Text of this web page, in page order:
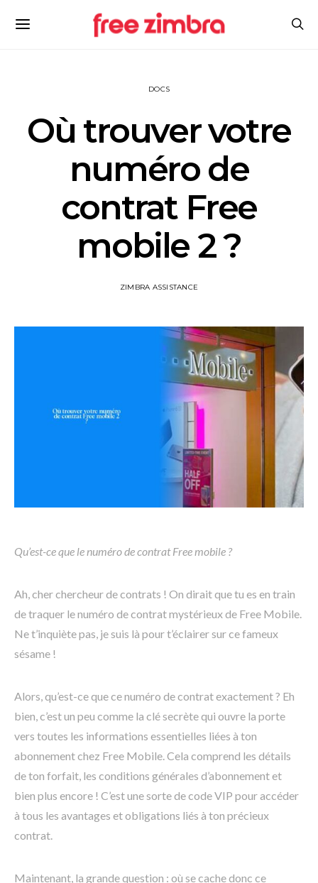
DOCS
Où trouver votre
numéro de
contrat Free
mobile 2 ?
ZIMBRA ASSISTANCE
Qu’est-ce que le numéro de contrat Free mobile ?
Ah, cher chercheur de contrats ! On dirait que tu es en train
de traquer le numéro de contrat mystérieux de Free Mobile.
Ne t’inquiète pas, je suis là pour t’éclairer sur ce fameux
sésame !
Alors, qu’est-ce que ce numéro de contrat exactement ? Eh
bien, c’est un peu comme la clé secrète qui ouvre la porte
vers toutes les informations essentielles liées à ton
abonnement chez Free Mobile. Cela comprend les détails
de ton forfait, les conditions générales d’abonnement et
bien plus encore ! C’est une sorte de code VIP pour accéder
à tous les avantages et obligations liés à ton précieux
contrat.
Maintenant, la grande question : où se cache donc ce